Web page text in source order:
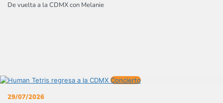
De vuelta a la CDMX con Melanie
Concierto
29/07/2026